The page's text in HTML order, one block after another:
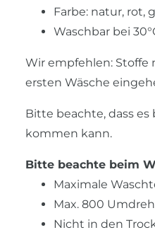
Farbe: natur, rot,
Waschbar bei
Wir empfehlen: Stoffe
ersten Wäsche
Bitte beachte, dass
kommen kann.
Bitte beachte beim
Maximale
Max. 800
Nicht in den